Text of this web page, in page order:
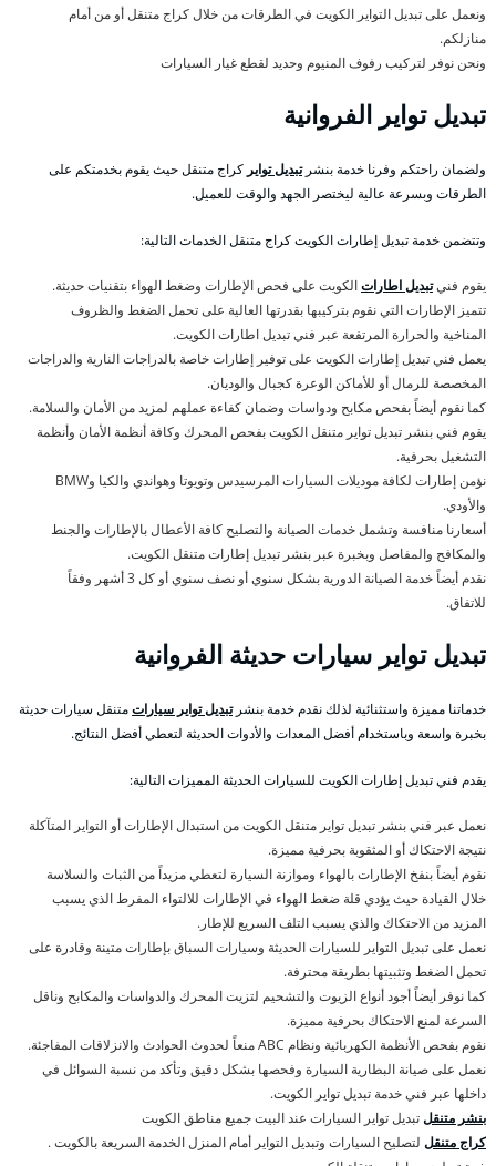
ونعمل على تبديل التواير الكويت في الطرقات من خلال كراج متنقل أو من أمام
منازلكم.
ونحن نوفر لتركيب رفوف المنيوم وحديد لقطع غيار السيارات
تبديل تواير الفروانية
ولضمان راحتكم وفرنا خدمة بنشرتبديل تواير كراج متنقل حيث يقوم بخدمتكم على
الطرقات وبسرعة عالية ليختصر الجهد والوقت للعميل.
وتتضمن خدمة تبديل إطارات الكويت كراج متنقل الخدمات التالية:
يقوم فنيتبديل اطاراتالكويت على فحص الإطارات وضغط الهواء بتقنيات حديثة.
تتميز الإطارات التي نقوم بتركيبها بقدرتها العالية على تحمل الضغط والظروف
المناخية والحرارة المرتفعة عبر فني تبديل اطارات الكويت.
يعمل فني تبديل إطارات الكويت على توفير إطارات خاصة بالدراجات النارية والدراجات
المخصصة للرمال أو للأماكن الوعرة كجبال والوديان.
كما نقوم أيضاً بفحص مكابح ودواسات وضمان كفاءة عملهم لمزيد من الأمان والسلامة.
يقوم فني بنشر تبديل تواير متنقل الكويت بفحص المحرك وكافة أنظمة الأمان وأنظمة
التشغيل بحرفية.
نؤمن إطارات لكافة موديلات السيارات المرسيدس وتويوتا وهواندي والكيا وBMW
والأودي.
أسعارنا منافسة وتشمل خدمات الصيانة والتصليح كافة الأعطال بالإطارات والجنط
والمكافح والمفاصل وبخبرة عبر بنشر تبديل إطارات متنقل الكويت.
نقدم أيضاً خدمة الصيانة الدورية بشكل سنوي أو نصف سنوي أو كل 3 أشهر وفقاً
للاتفاق.
تبديل تواير سيارات حديثة الفروانية
خدماتنا مميزة واستثنائية لذلك نقدم خدمة بنشرتبديل تواير سياراتمتنقل سيارات حديثة
بخبرة واسعة وباستخدام أفضل المعدات والأدوات الحديثة لتعطي أفضل النتائج.
يقدم فني تبديل إطارات الكويت للسيارات الحديثة المميزات التالية:
نعمل عبر فني بنشر تبديل تواير متنقل الكويت من استبدال الإطارات أو التواير المتآكلة
نتيجة الاحتكاك أو المثقوبة بحرفية مميزة.
نقوم أيضاً بنفخ الإطارات بالهواء وموازنة السيارة لتعطي مزيداً من الثبات والسلاسة
خلال القيادة حيث يؤدي قلة ضغط الهواء في الإطارات للالتواء المفرط الذي يسبب
المزيد من الاحتكاك والذي يسبب التلف السريع للإطار.
نعمل على تبديل التواير للسيارات الحديثة وسيارات السباق بإطارات متينة وقادرة على
تحمل الضغط وتثبيتها بطريقة محترفة.
كما نوفر أيضاً أجود أنواع الزيوت والتشحيم لتزيت المحرك والدواسات والمكابح وناقل
السرعة لمنع الاحتكاك بحرفية مميزة.
نقوم بفحص الأنظمة الكهربائية ونظام ABC منعاً لحدوث الحوادث والانزلاقات المفاجئة.
نعمل على صيانة البطارية السيارة وفحصها بشكل دقيق وتأكد من نسبة السوائل في
داخلها عبر فني خدمة تبديل تواير الكويت.
بنشر متنقلتبديل تواير السيارات عند البيت جميع مناطق الكويت
كراج متنقل لتصليح السيارات وتبديل التواير أمام المنزل الخدمة السريعة بالكويت .